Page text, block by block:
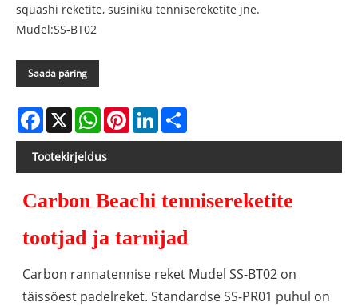
squashi reketite, süsiniku tennisereketite jne.
Mudel:SS-BT02
Saada päring
Facebook
X WhatsAppPinterestLinkedIn
Tootekirjeldus
Carbon Beachi tennisereketite
tootjad ja tarnijad
Carbon rannatennise reket Mudel SS-BT02 on
täissöest padelreket. Standardse SS-PR01 puhul on